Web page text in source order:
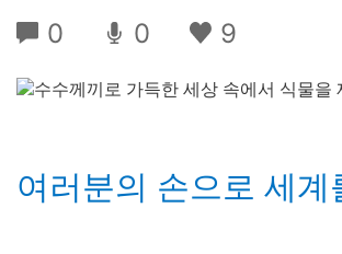
0 0 9
여러분의 손으로 세